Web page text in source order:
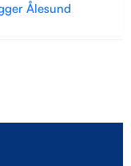
Ålesund